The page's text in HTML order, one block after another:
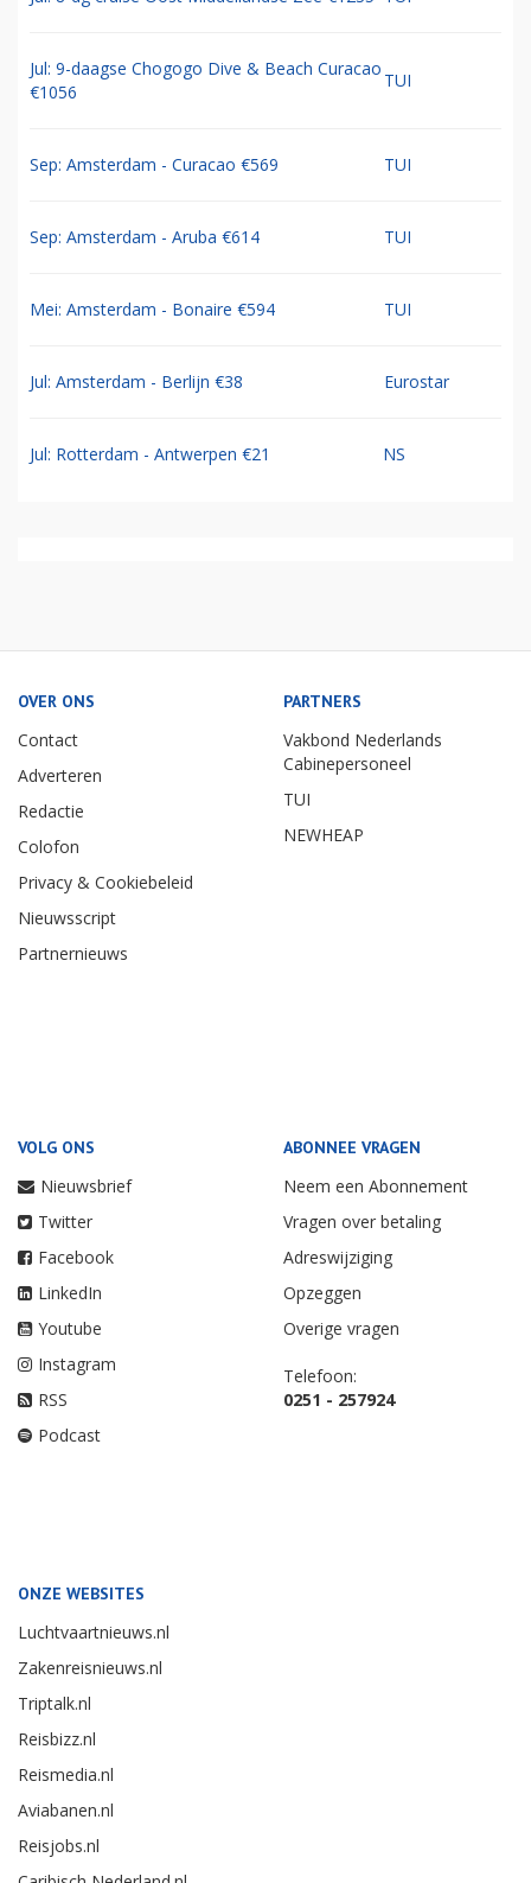
Jul: 9-daagse Chogogo Dive & Beach Curacao
€1056
TUI
Sep: Amsterdam - Curacao €569 TUI
Sep: Amsterdam - Aruba €614 TUI
Mei: Amsterdam - Bonaire €594 TUI
Jul: Amsterdam - Berlijn €38 Eurostar
Jul: Rotterdam - Antwerpen €21 NS
OVER ONS
Contact
Adverteren
Redactie
Colofon
Privacy & Cookiebeleid
Nieuwsscript
Partnernieuws
PARTNERS
Vakbond Nederlands
Cabinepersoneel
TUI
NEWHEAP
VOLG ONS
Nieuwsbrief
Twitter
Facebook
LinkedIn
Youtube
Instagram
RSS
Podcast
ABONNEE VRAGEN
Neem een Abonnement
Vragen over betaling
Adreswijziging
Opzeggen
Overige vragen
Telefoon:
0251 - 257924
ONZE WEBSITES
Luchtvaartnieuws.nl
Zakenreisnieuws.nl
Triptalk.nl
Reisbizz.nl
Reismedia.nl
Aviabanen.nl
Reisjobs.nl